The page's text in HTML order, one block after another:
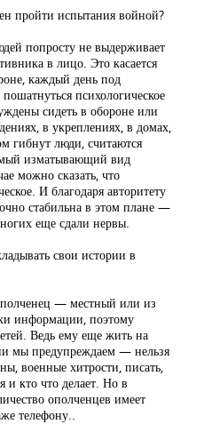
пройти испытания войной?
попросту не выдерживает
в лицо. Это касается
каждый день под
психологическое
сидеть в обороне или
в укреплениях, в домах,
гибнут люди, считаются
изматывающий вид
можно сказать, что
И благодаря авторитету
стабильна в этом плане —
еще сдали нервы.
свои истории в
— местный или из
информации, поэтому
Ведь ему еще жить на
мы предупреждаем — нельзя
военные хитрости, писать,
и кто что делает. Но в
ополченцев имеет
телефону..